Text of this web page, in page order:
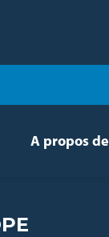
A propos de